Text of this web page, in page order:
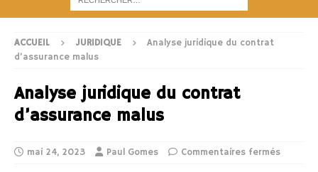
ACCUEIL JURIDIQUE
Analyse juridique du contrat
d’assurance malus
Analyse juridique du contrat
d’assurance malus
mai 24, 2023 Paul Gomes Commentaires fermés